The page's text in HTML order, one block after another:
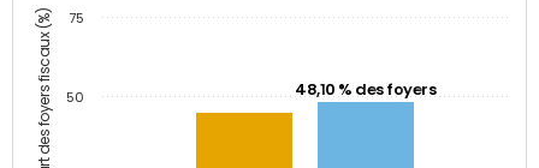
Part des foyers fiscaux (%) 48,10 % des foyers
50
75